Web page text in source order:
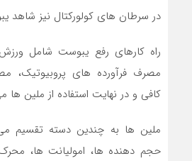
در سرطان های کولورکتال نیز شاهد
راه کارهای رفع یبوست شامل
مصرف فرآورده های پروبیوتیک،
کافی و در نهایت استفاده از ملین ها
ملین ها به چندین دسته تقسیم می
حجم دهنده ها، امولیانت ها،